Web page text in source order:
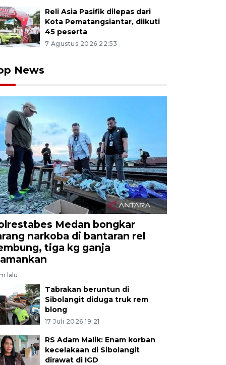
Reli Asia Pasifik dilepas dari
Kota Pematangsiantar, diikuti
45 peserta
7 Agustus 2026 22:53
News
Medan bongkar
narkoba di bantaran rel
tiga kg ganja
lalu
Tabrakan beruntun di
Sibolangit diduga truk rem
blong
17 Juli 2026 19:21
RS Adam Malik: Enam korban
kecelakaan di Sibolangit
dirawat di IGD